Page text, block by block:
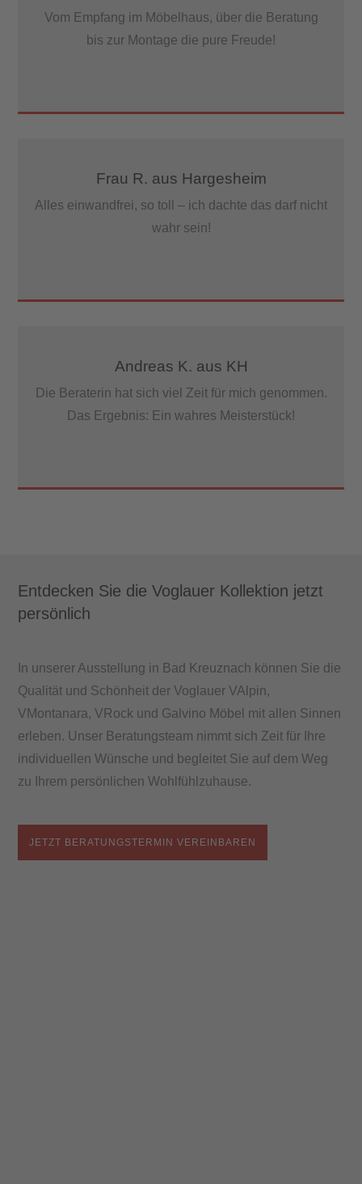
Vom Empfang im Möbelhaus, über die Beratung
bis zur Montage die pure Freude!
Frau R. aus Hargesheim
Alles einwandfrei, so toll – ich dachte das darf nicht
wahr sein!
Andreas K. aus KH
Die Beraterin hat sich viel Zeit für mich genommen.
Das Ergebnis: Ein wahres Meisterstück!
Entdecken Sie die Voglauer Kollektion jetzt
persönlich
In unserer Ausstellung in Bad Kreuznach können Sie die
Qualität und Schönheit der Voglauer VAlpin,
VMontanara, VRock und Galvino Möbel mit allen Sinnen
erleben. Unser Beratungsteam nimmt sich Zeit für Ihre
individuellen Wünsche und begleitet Sie auf dem Weg
zu Ihrem persönlichen Wohlfühlzuhause.
JETZT BERATUNGSTERMIN VEREINBAREN